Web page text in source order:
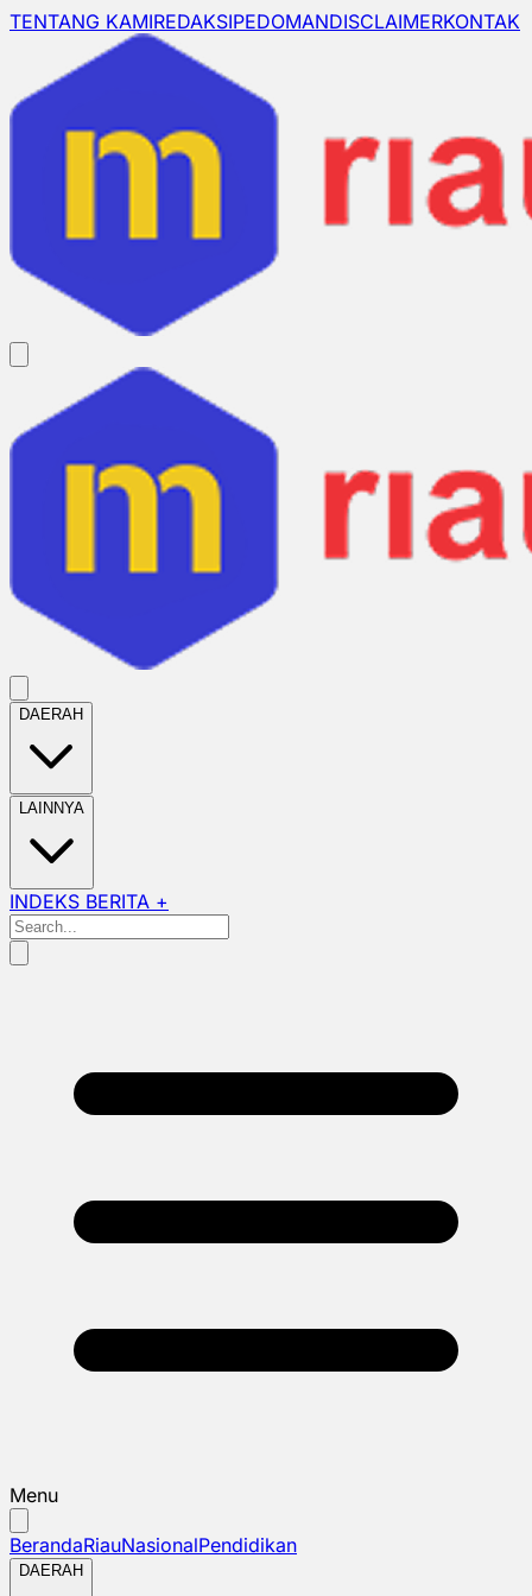
TENTANG KAMIREDAKSIPEDOMANDISCLAIMERKONTAK
DAERAH
LAINNYA
INDEKS BERITA +
Menu
BerandaRiauNasionalPendidikan
DAERAH